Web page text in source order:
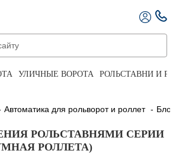
УЛИЧНЫЕ ВОРОТА РОЛЬСТАВНИ И
Автоматика для рольворот и роллет
РОЛЬСТАВНЯМИ СЕРИИ
РОЛЛЕТА)